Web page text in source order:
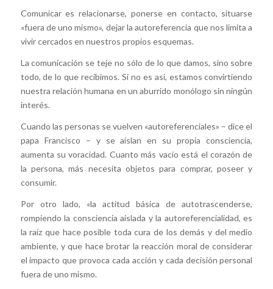
Comunicar es relacionarse, ponerse en contacto, situarse
«fuera de uno mismo», dejar la autoreferencia que nos limita a
vivir cercados en nuestros propios esquemas.
La comunicación se teje no sólo de lo que damos, sino sobre
todo, de lo que recibimos. Si no es así, estamos convirtiendo
nuestra relación humana en un aburrido monólogo sin ningún
interés.
Cuando las personas se vuelven «autoreferenciales» – dice el
papa Francisco – y se aíslan en su propia consciencia,
aumenta su voracidad. Cuanto más vacío está el corazón de
la persona, más necesita objetos para comprar, poseer y
consumir.
Por otro lado, «la actitud básica de autotrascenderse,
rompiendo la consciencia aislada y la autoreferencialidad, es
la raíz que hace posible toda cura de los demás y del medio
ambiente, y que hace brotar la reacción moral de considerar
el impacto que provoca cada acción y cada decisión personal
fuera de uno mismo.